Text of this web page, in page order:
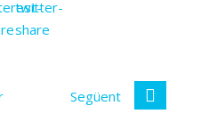
Següent